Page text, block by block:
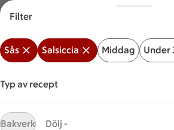
Meny
Vilken är din butik? Välj
Start
Filter
Sås Salsiccia Middag Under
Typ av recept
Bakverk Dölj -